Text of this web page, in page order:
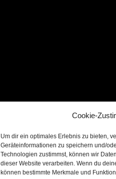
Cookie-
Um dir ein optimales Erlebnis zu bieten,
Geräteinformationen zu speichern und/
Technologien zustimmst, können wir
dieser Website verarbeiten. Wenn du
können bestimmte Merkmale und